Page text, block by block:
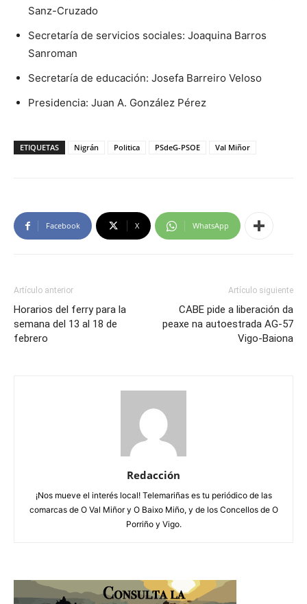
Sanz-Cruzado
Secretaría de servicios sociales: Joaquina Barros
Sanroman
Secretaría de educación: Josefa Barreiro Veloso
Presidencia: Juan A. González Pérez
ETIQUETAS Nigrán Politica PSdeG-PSOE Val Miñor
Facebook X WhatsApp
Artículo anterior
Horarios del ferry para la
semana del 13 al 18 de
febrero
Artículo siguiente
CABE pide a liberación da
peaxe na autoestrada AG-57
Vigo-Baiona
Redacción
¡Nos mueve el interés local! Telemariñas es tu periódico de las
comarcas de O Val Miñor y O Baixo Miño, y de los Concellos de O
Porriño y Vigo.